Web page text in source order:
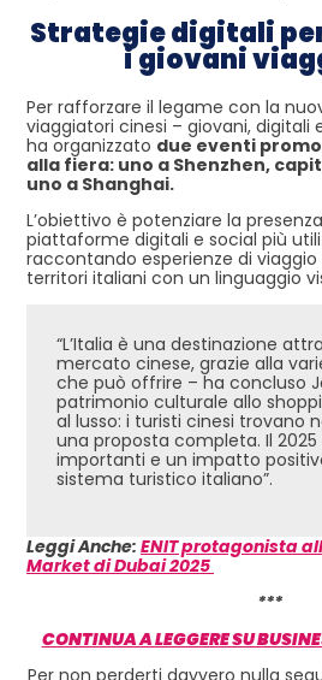
Strategie digitali
i giovani
Per rafforzare il legame con la
viaggiatori cinesi – giovani, digitali
ha organizzato due eventi
alla fiera: uno a Shenzhen,
uno a Shanghai.
L’obiettivo è potenziare la
piattaforme digitali e social più
raccontando esperienze di
territori italiani con un linguaggio
“L’Italia è una destinazione attrattiva per il
mercato cinese, grazie alla
che può offrire – ha concluso
patrimonio culturale allo
al lusso: i turisti cinesi trovano
una proposta completa. Il
importanti e un impatto
sistema turistico italiano”.
Leggi Anche: ENIT protagonista
Market di Dubai 2025
***
CONTINUA A LEGGERE SU
Per non perderti davvero nulla